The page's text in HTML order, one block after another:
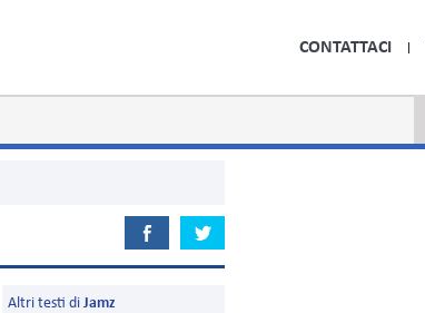
CONTATTACI
Altri testi di Jamz